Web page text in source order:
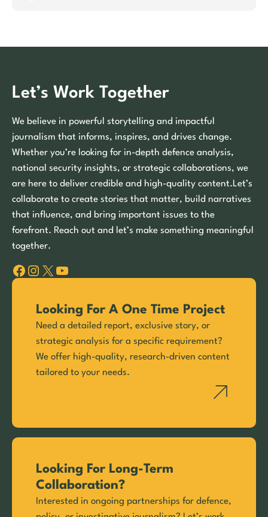
Let’s Work Together
We believe in powerful storytelling and impactful
journalism that informs, inspires, and drives change.
Whether you’re looking for in-depth defence analysis,
national security insights, or strategic collaborations, we
are here to deliver credible and high-quality content.Let’s
collaborate to create stories that matter, build narratives
that influence, and bring important issues to the
forefront. Reach out and let’s make something meaningful
together.
Facebook Instagram X YouTube
Looking For A One Time Project
Need a detailed report, exclusive story, or
strategic analysis for a specific requirement?
We offer high-quality, research-driven content
tailored to your needs.
Looking For Long-Term
Collaboration?
Interested in ongoing partnerships for defence,